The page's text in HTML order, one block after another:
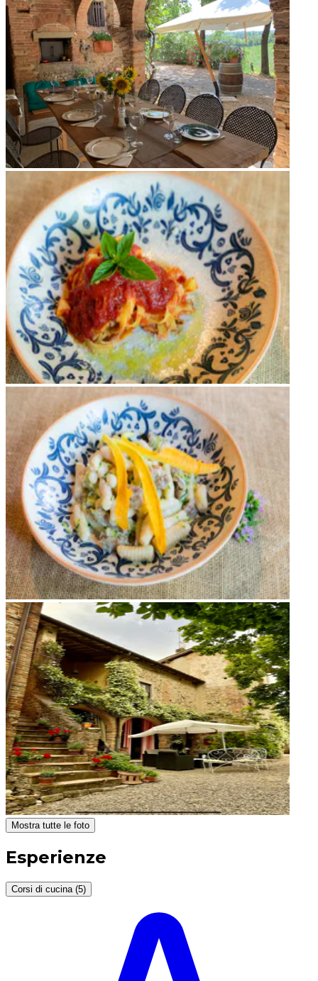
Mostra tutte le foto
Esperienze
Corsi di cucina (5)